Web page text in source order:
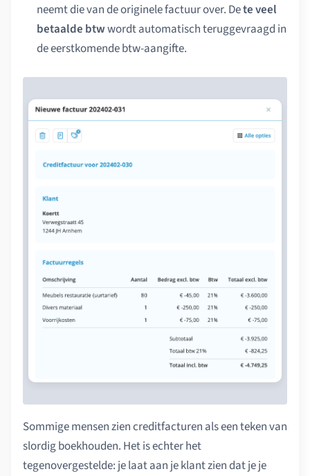
neemt die van de originele factuur over. Dete veel
betaalde btwwordt automatisch teruggevraagd in
de eerstkomende btw-aangifte.
Sommige mensen zien creditfacturen als een teken van
slordig boekhouden. Het is echter het
tegenovergestelde: je laat aan je klant zien dat je je